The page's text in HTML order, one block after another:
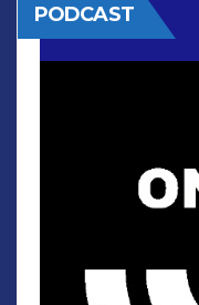
PODCAST